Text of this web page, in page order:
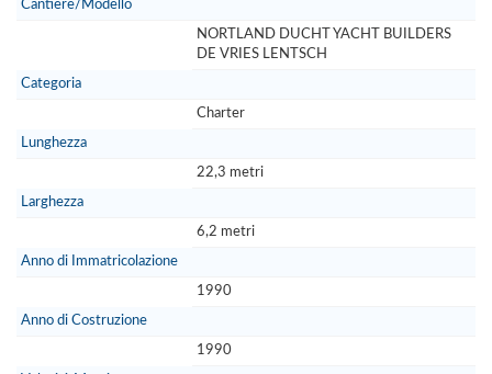
Cantiere/Modello
NORTLAND DUCHT YACHT BUILDERS
DE VRIES LENTSCH
Categoria
Charter
Lunghezza
22,3 metri
Larghezza
6,2 metri
Anno di Immatricolazione
1990
Anno di Costruzione
1990